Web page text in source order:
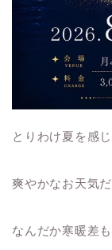
とりわけ夏を感
爽やかなお天気
なんだか寒暖差